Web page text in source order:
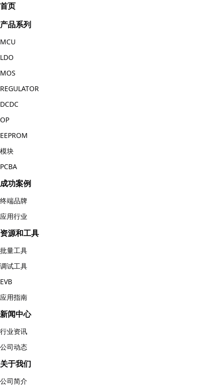
首页
产品系列
MCU
LDO
MOS
REGULATOR
DCDC
OP
EEPROM
模块
PCBA
成功案例
终端品牌
应用行业
资源和工具
批量工具
调试工具
EVB
应用指南
新闻中心
行业资讯
公司动态
关于我们
公司简介